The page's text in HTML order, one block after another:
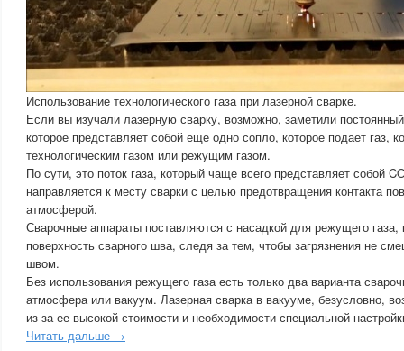
Использование технологического газа при лазерной сварке.
Если вы изучали лазерную сварку, возможно, заметили
которое представляет собой еще одно сопло, которое подает газ,
технологическим газом или режущим газом.
По сути, это поток газа, который чаще всего представляет собой
направляется к месту сварки с целью предотвращения контакта
атмосферой.
Сварочные аппараты поставляются с насадкой для режущего газа,
поверхность сварного шва, следя за тем, чтобы загрязнения не
швом.
Без использования режущего газа есть только два варианта
атмосфера или вакуум. Лазерная сварка в вакууме, безусловно,
из-за ее высокой стоимости и необходимости специальной
Читать дальше →